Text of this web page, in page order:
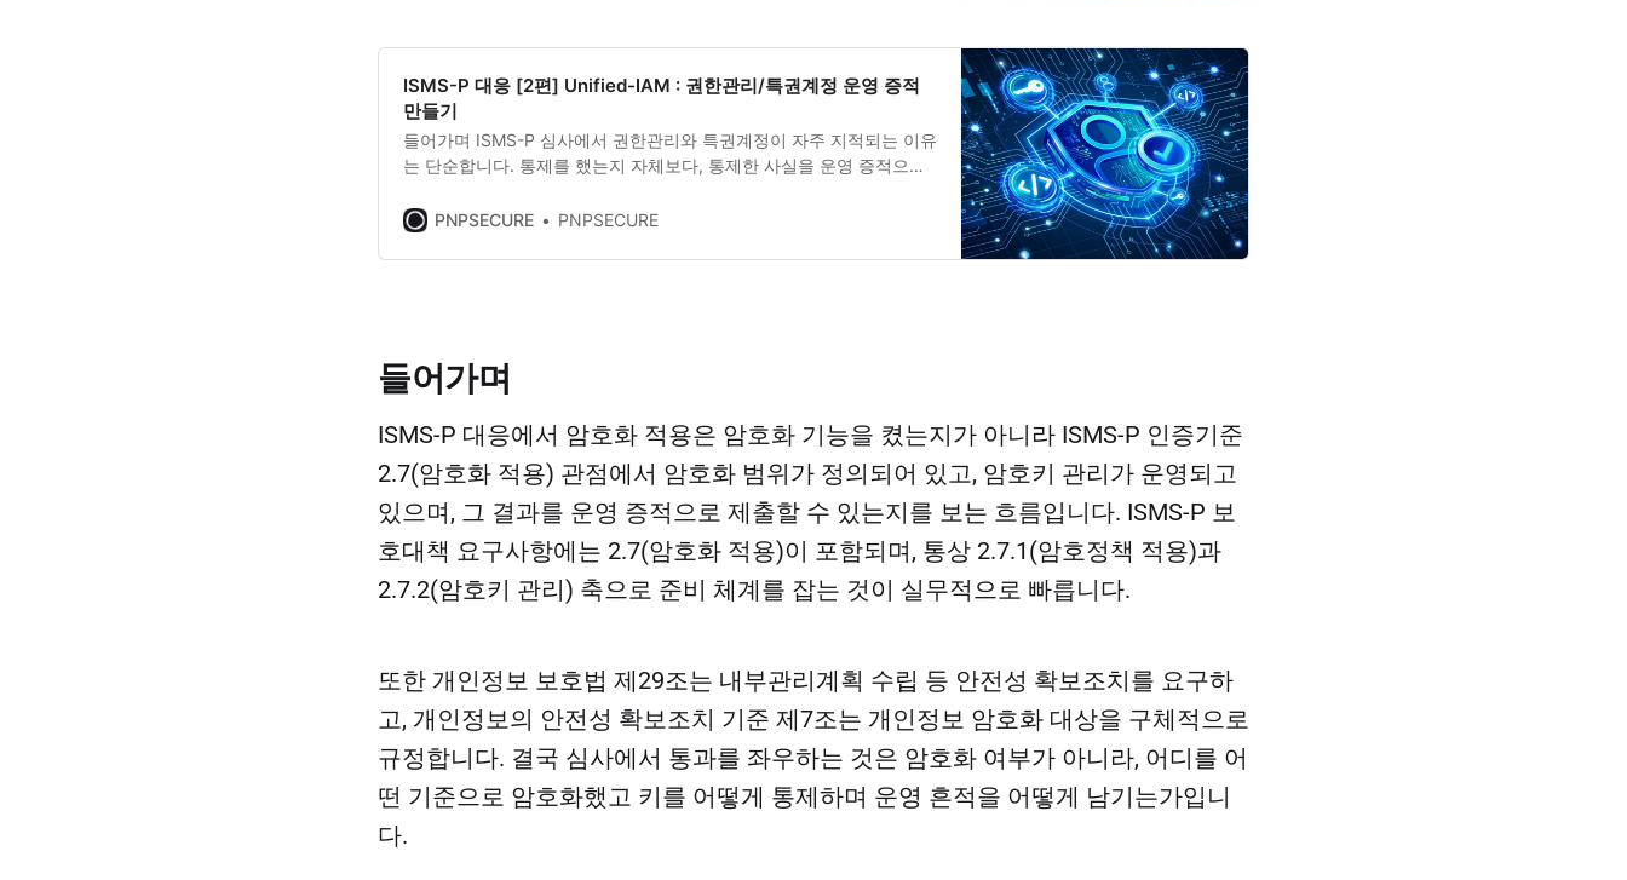
ISMS-P 대응 [2편] Unified-IAM : 권한관리/특권계정 운영 증적
만들기
들어가며 ISMS-P 심사에서 권한관리와 특권계정이 자주 지적되는 이유
는 단순합니다. 통제를 했는지 자체보다, 통제한 사실을 운영 증적으로
증 및 권한관리) 영역은 계정과 권한의 신청, 승인, 부여, 변경, 회수, 그
리 준비를 문서 작업으로 끝내지
PNPSECURE PNPSECURE
들어가며
ISMS-P 대응에서 암호화 적용은 암호화 기능을 켰는지가 아니라 ISMS-P 인증기준
2.7(암호화 적용) 관점에서 암호화 범위가 정의되어 있고, 암호키 관리가 운영되고
있으며, 그 결과를 운영 증적으로 제출할 수 있는지를 보는 흐름입니다. ISMS-P 보
호대책 요구사항에는 2.7(암호화 적용)이 포함되며, 통상 2.7.1(암호정책 적용)과
2.7.2(암호키 관리) 축으로 준비 체계를 잡는 것이 실무적으로 빠릅니다.
또한 개인정보 보호법 제29조는 내부관리계획 수립 등 안전성 확보조치를 요구하
고, 개인정보의 안전성 확보조치 기준 제7조는 개인정보 암호화 대상을 구체적으로
규정합니다. 결국 심사에서 통과를 좌우하는 것은 암호화 여부가 아니라, 어디를 어
떤 기준으로 암호화했고 키를 어떻게 통제하며 운영 흔적을 어떻게 남기는가입니
다.